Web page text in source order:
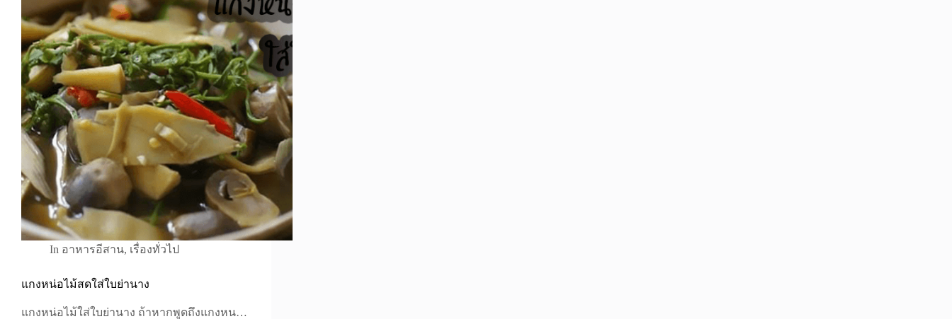
In อาหารอีสาน, เรื่องทั่วไป
แกงหน่อไม้สดใส่ใบย่านาง
แกงหน่อไม้ใส่ใบย่านาง ถ้าหากพูดถึงแกงหน…